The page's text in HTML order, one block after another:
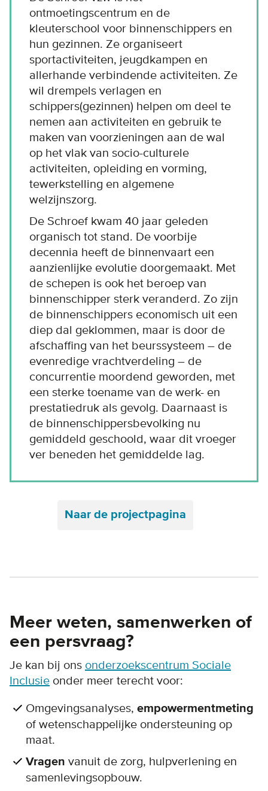
ontmoetingscentrum en de
kleuterschool voor binnenschippers en
hun gezinnen. Ze organiseert
sportactiviteiten, jeugdkampen en
allerhande verbindende activiteiten. Ze
wil drempels verlagen en
schippers(gezinnen) helpen om deel te
nemen aan activiteiten en gebruik te
maken van voorzieningen aan de wal
op het vlak van socio-culturele
activiteiten, opleiding en vorming,
tewerkstelling en algemene
welzijnszorg.
De Schroef kwam 40 jaar geleden
organisch tot stand. De voorbije
decennia heeft de binnenvaart een
aanzienlijke evolutie doorgemaakt. Met
de schepen is ook het beroep van
binnenschipper sterk veranderd. Zo zijn
de binnenschippers economisch uit een
diep dal geklommen, maar is door de
afschaffing van het beurssysteem – de
evenredige vrachtverdeling – de
concurrentie moordend geworden, met
een sterke toename van de werk- en
prestatiedruk als gevolg. Daarnaast is
de binnenschippersbevolking nu
gemiddeld geschoold, waar dit vroeger
ver beneden het gemiddelde lag.
Naar de projectpagina
Meer weten, samenwerken of
een persvraag?
Je kan bij ons onderzoekscentrum Sociale
Inclusie onder meer terecht voor:
Omgevingsanalyses, empowermentmeting
of wetenschappelijke ondersteuning op
maat.
Vragen vanuit de zorg, hulpverlening en
samenlevingsopbouw.